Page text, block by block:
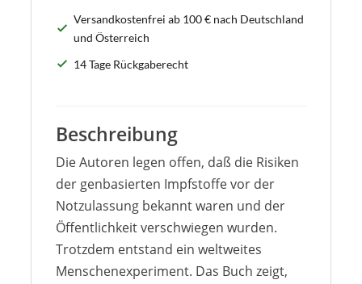
Versandkostenfrei ab 100 € nach Deutschland
und Österreich
14 Tage Rückgaberecht
Beschreibung
Die Autoren legen offen, daß die Risiken
der genbasierten Impfstoffe vor der
Notzulassung bekannt waren und der
Öffentlichkeit verschwiegen wurden.
Trotzdem entstand ein weltweites
Menschenexperiment. Das Buch zeigt,